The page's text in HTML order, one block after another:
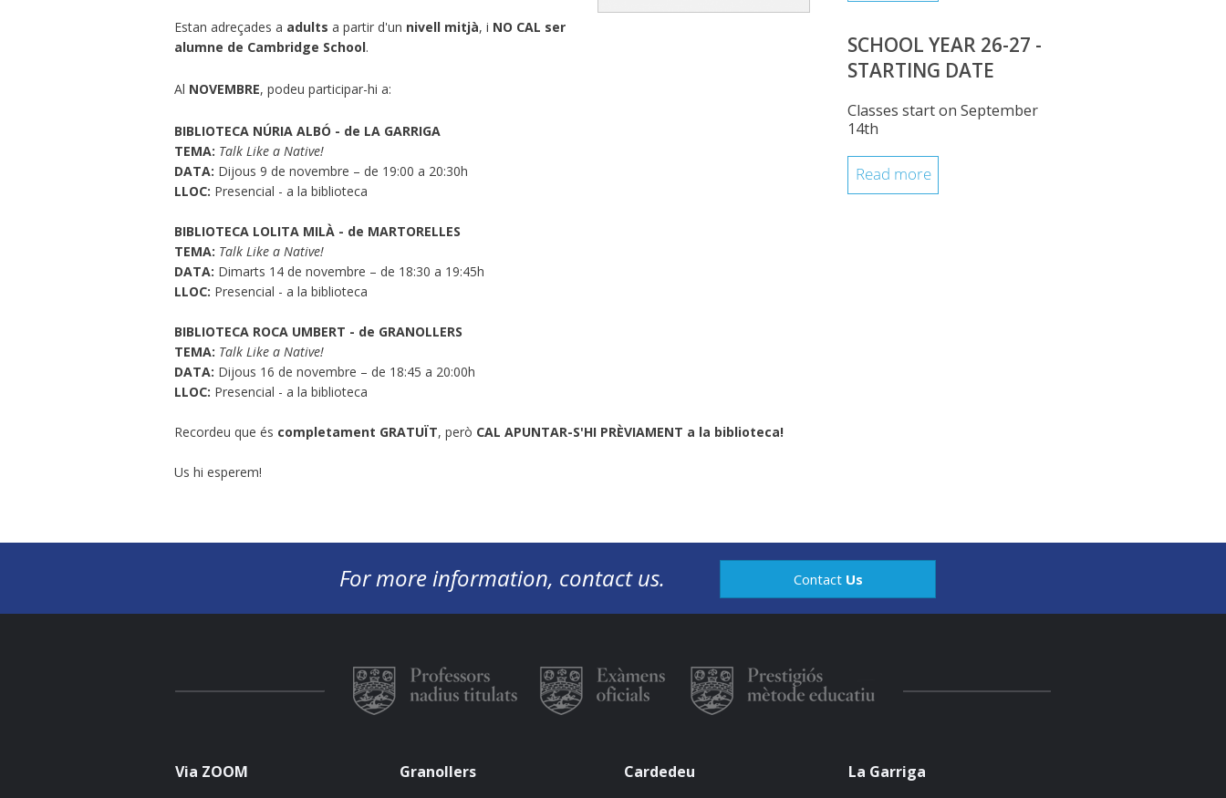
SCHOOL YEAR 26-27 -
STARTING DATE
Classes start on September
14th
Read more
Estan adreçades a adults a partir d'un nivell mitjà, i NO CAL ser
alumne de Cambridge School.
Al NOVEMBRE, podeu participar-hi a:
BIBLIOTECA NÚRIA ALBÓ - de LA GARRIGA
TEMA: Talk Like a Native!
DATA: Dijous 9 de novembre – de 19:00 a 20:30h
LLOC: Presencial - a la biblioteca
BIBLIOTECA LOLITA MILÀ - de MARTORELLES
TEMA: Talk Like a Native!
DATA: Dimarts 14 de novembre – de 18:30 a 19:45h
LLOC: Presencial - a la biblioteca
BIBLIOTECA ROCA UMBERT - de GRANOLLERS
TEMA: Talk Like a Native!
DATA: Dijous 16 de novembre – de 18:45 a 20:00h
LLOC: Presencial - a la biblioteca
Recordeu que és completament GRATUÏT, però CAL APUNTAR-S'HI PRÈVIAMENT a la biblioteca!
Us hi esperem!
For more information, contact us. Contact Us
Via ZOOM Granollers Cardedeu La Garriga